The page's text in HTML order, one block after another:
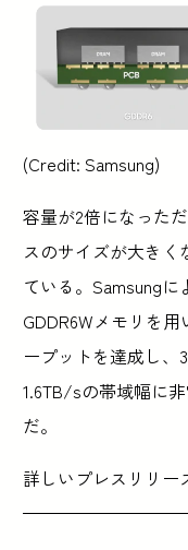
(Credit: Samsung)
容量が2倍になった
スのサイズが大きく
ている。Samsungに
GDDR6Wメモリを
ープットを達成し、
1.6TB/sの帯域幅に
だ。
詳しいプレスリリー